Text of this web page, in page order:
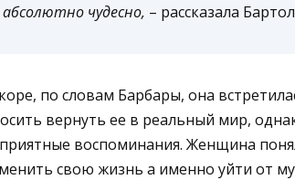
абсолютно чудесно, – рассказала
по словам Барбары, она
вернуть ее в реальный мир,
воспоминания. Женщина
свою жизнь а именно уйти от